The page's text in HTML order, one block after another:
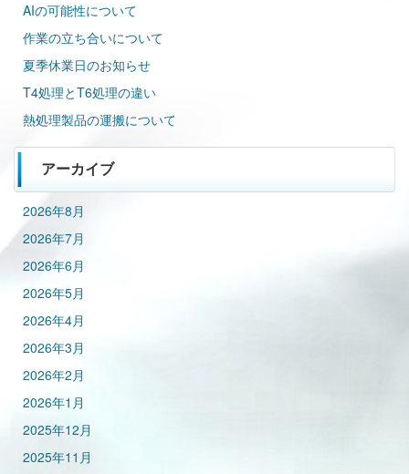
AIの可能性について
作業の立ち合いについて
夏季休業日のお知らせ
T4処理とT6処理の違い
熱処理製品の運搬について
アーカイブ
2026年8月
2026年7月
2026年6月
2026年5月
2026年4月
2026年3月
2026年2月
2026年1月
2025年12月
2025年11月